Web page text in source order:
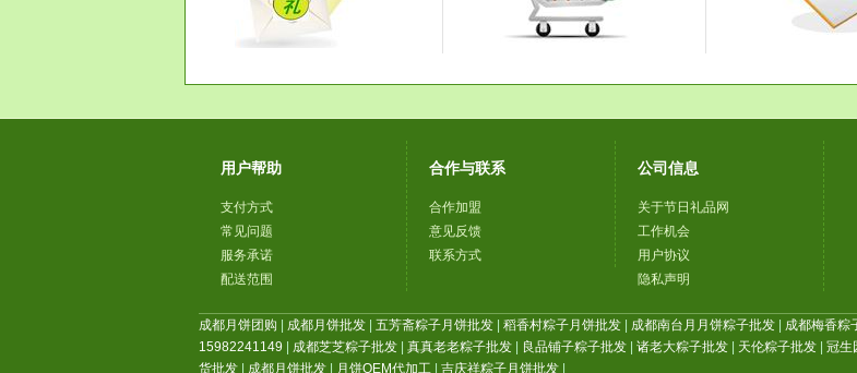
用户帮助
支付方式
常见问题
服务承诺
配送范围
合作与联系
合作加盟
意见反馈
联系方式
公司信息
关于节日礼品网
工作机会
用户协议
隐私声明
成都月饼团购 成都月饼批发 五芳斋粽子月饼批发 稻香村粽子月饼批发 成都南台月月饼粽子批发 成都梅香粽
15982241149
成都芝芝粽子批发 真真老老粽子批发 良品铺子粽子批发 诸老大粽子批发 天伦粽子批发 冠生
货批发
成都月饼批发 月饼OEM代加工 吉庆祥粽子月饼批发